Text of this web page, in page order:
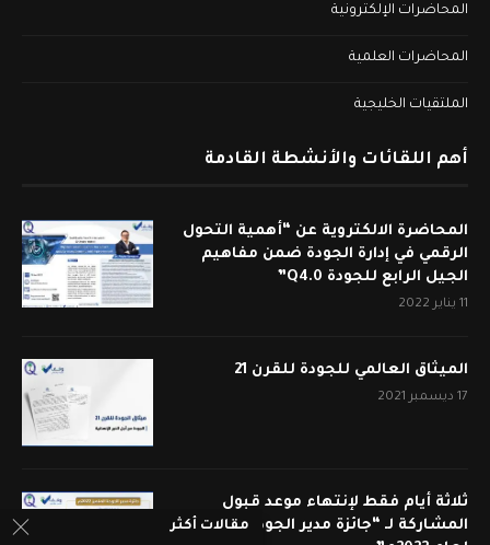
المحاضرات الإلكترونية
المحاضرات العلمية
الملتقيات الخليجية
أهم اللقائات والأنشطة القادمة
المحاضرة الالكتروية عن “أهمية التحول
الرقمي في إدارة الجودة ضمن مفاهيم
الجيل الرابع للجودة Q4.0”
11 يناير 2022
الميثاق العالمي للجودة للقرن 21
17 ديسمبر 2021
ثلاثة أيام فقط لإنتهاء موعد قبول
المشاركة لـ “جائزة مدير الجودة المتميز
مقالات أكثر